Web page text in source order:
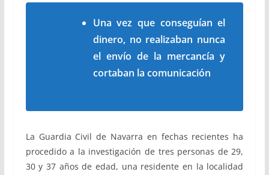
Una vez que conseguían el
dinero, no realizaban nunca
el envío de la mercancía y
cortaban la comunicación
La Guardia Civil de Navarra en fechas recientes ha
procedido a la investigación de tres personas de 29,
30 y 37 años de edad, una residente en la localidad